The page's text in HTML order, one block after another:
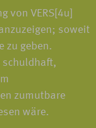
VERS[4u]
soweit
zu geben.
schuldhaft,
zumutbare
wäre.